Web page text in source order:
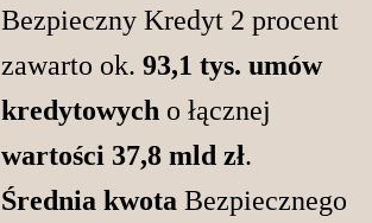
Bezpieczny Kredyt 2 procent
zawarto ok. 93,1 tys. umów
kredytowych o łącznej
wartości 37,8 mld zł.
Średnia kwota Bezpiecznego